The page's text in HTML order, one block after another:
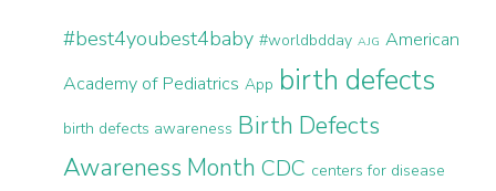
#best4youbest4baby #worldbdday AJG American
Academy of Pediatrics App birth defects
birth defects awareness Birth Defects
Awareness Month CDC centers for disease